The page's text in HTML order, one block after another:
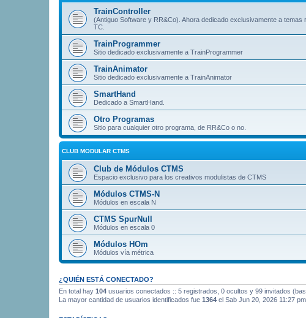
TrainController
(Antiguo Software y RR&Co). Ahora dedicado exclusivamente a temas
TC.
TrainProgrammer
Sitio dedicado exclusivamente a TrainProgrammer
TrainAnimator
Sitio dedicado exclusivamente a TrainAnimator
SmartHand
Dedicado a SmartHand.
Otro Programas
Sitio para cualquier otro programa, de RR&Co o no.
CLUB MODULAR CTMS
Club de Módulos CTMS
Espacio exclusivo para los creativos modulistas de CTMS
Módulos CTMS-N
Módulos en escala N
CTMS SpurNull
Módulos en escala 0
Módulos HOm
Módulos vía métrica
¿QUIÉN ESTÁ CONECTADO?
En total hay 104 usuarios conectados :: 5 registrados, 0 ocultos y 99 invitados
La mayor cantidad de usuarios identificados fue 1364 el Sab Jun 20, 2026 11:27 pm